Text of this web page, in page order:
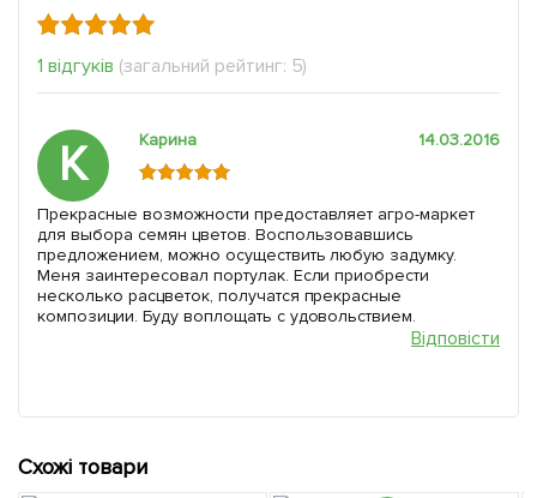
1 відгуків (загальний рейтинг: 5)
К Карина 14.03.2016
Прекрасные возможности предоставляет агро-маркет
для выбора семян цветов. Воспользовавшись
предложением, можно осуществить любую задумку.
Меня заинтересовал портулак. Если приобрести
несколько расцветок, получатся прекрасные
композиции. Буду воплощать с удовольствием.
Відповісти
Схожі товари